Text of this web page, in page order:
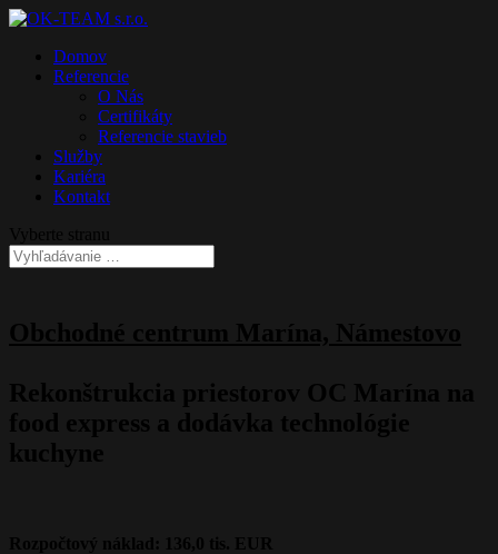
Domov
Referencie
O Nás
Certifikáty
Referencie stavieb
Služby
Kariéra
Kontakt